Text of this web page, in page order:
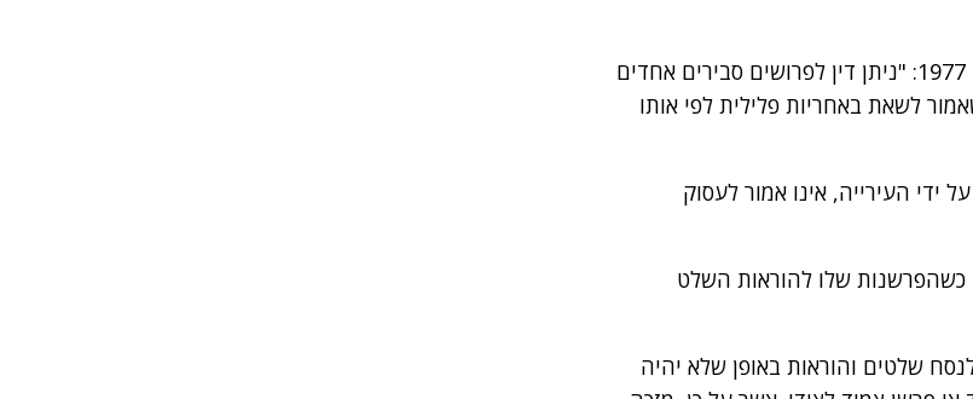
יתר מזו, על פי הוראת סעיף 34כא לחוק העונשין התשל"ז – 1977: "ניתן דין לפרושים סבירים אחדים
לשאת באחריות פלילית לפי אותו
העירייה, אינו אמור לעסוק
כשהפרשנות שלו להוראות השלט
שלטים והוראות באופן שלא יהיה